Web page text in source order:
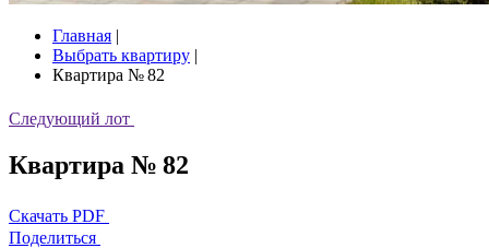
Главная |
Выбрать квартиру |
Квартира № 82
Следующий лот
Квартира № 82
Скачать PDF
Поделиться